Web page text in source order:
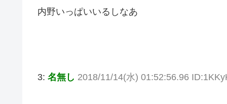
内野いっぱいいるしなあ
3: 名無し 2018/11/14(水) 01:52:56.96